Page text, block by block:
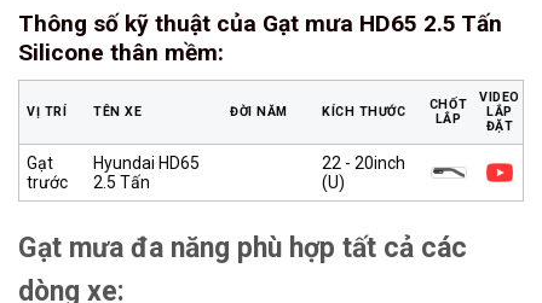
Thông số kỹ thuật của Gạt mưa HD65 2.5 Tấn
Silicone thân mềm:
VỊ TRÍ TÊN XE ĐỜI NĂM KÍCH THƯỚC
CHỐT
LẮP
VIDEO
LẮP
ĐẶT
Gạt
trước
Hyundai HD65
2.5 Tấn
22 - 20inch
(U)
Gạt mưa đa năng phù hợp tất cả các
dòng xe: